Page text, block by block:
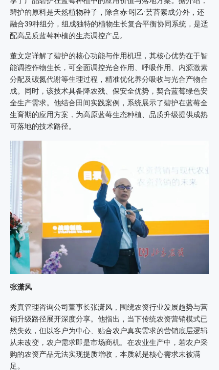
碧护的原料是天然植物种子，除含赤·吲乙·芸苔素成分外，还
融合39种组分，组成独特的植物生长复合平衡协同系统，是适
配高品质蓝莓种植的生态调控产品。
董文定详解了碧护的核心功能与作用机理，其核心优势在于智
能调控作物生长，可全面调控光合作用、呼吸作用、内源激素
分配及碳氮代谢等生理过程，精准优化养分吸收与光合产物合
成。同时，该技术具备降农残、保安全优势，契合蓝莓绿色安
全生产需求。他结合田间实践案例，系统展示了碧护在蓝莓全
生育期的应用方案，为高原蓝莓生态种植、品质升级提供成熟
可落地的技术路径。
张潇风
秀真管理咨询公司董事长张潇风，围绕农资行业发展趋势与营
销升级路径展开深度分享。他指出，当下传统农资营销模式已
然失效，但以客户为中心、贴合农户真实需求的营销底层逻辑
从未改变，农户需求即是市场商机。在农业生产中，若农户采
购的农资产品无法实现提质增收，本质就是核心需求未被满
足。